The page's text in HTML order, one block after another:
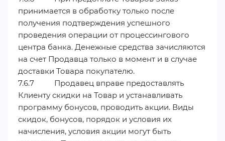
принимается в обработку только после
получения подтверждения успешного
проведения операции от процессингового
центра банка. Денежные средства зачисляются
на счет Продавца только в момент и в случае
доставки Товара покупателю.
7.6.7 Продавец вправе предоставлять
Клиенту скидки на Товар и устанавливать
программу бонусов, проводить акции. Виды
скидок, бонусов, порядок и условия их
начисления, условия акции могут быть